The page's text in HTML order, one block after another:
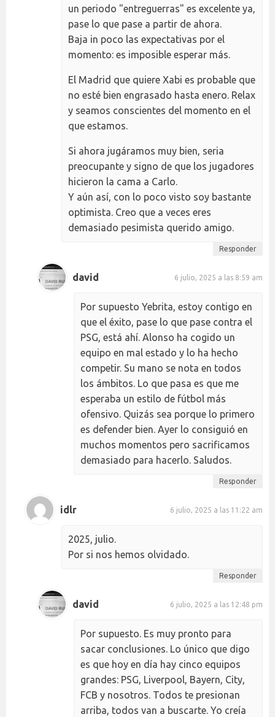
un periodo "entreguerras" es excelente ya,
pase lo que pase a partir de ahora.
Baja in poco las expectativas por el
momento: es imposible esperar más.
El Madrid que quiere Xabi es probable que
no esté bien engrasado hasta enero. Relax
y seamos conscientes del momento en el
que estamos.
Si ahora jugáramos muy bien, seria
preocupante y signo de que los jugadores
hicieron la cama a Carlo.
Y aún así, con lo poco visto soy bastante
optimista. Creo que a veces eres
demasiado pesimista querido amigo.
Responder
david 6 julio, 2025 a las 8:59 am
Por supuesto Yebrita, estoy contigo en
que el éxito, pase lo que pase contra el
PSG, está ahí. Alonso ha cogido un
equipo en mal estado y lo ha hecho
competir. Su mano se nota en todos
los ámbitos. Lo que pasa es que me
esperaba un estilo de fútbol más
ofensivo. Quizás sea porque lo primero
es defender bien. Ayer lo consiguió en
muchos momentos pero sacrificamos
demasiado para hacerlo. Saludos.
Responder
idlr 6 julio, 2025 a las 11:22 am
2025, julio.
Por si nos hemos olvidado.
Responder
david 6 julio, 2025 a las 12:48 pm
Por supuesto. Es muy pronto para
sacar conclusiones. Lo único que digo
es que hoy en día hay cinco equipos
grandes: PSG, Liverpool, Bayern, City,
FCB y nosotros. Todos te presionan
arriba, todos van a buscarte. Yo creía